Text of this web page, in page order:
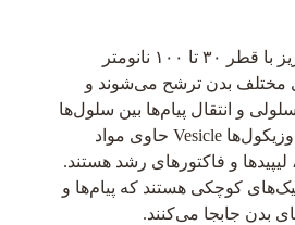
اگزوزوم حباب‌های بسیار ریز با قطر ۳۰ تا ۱۰۰ نانومتر
مختلف بدن ترشح می‌شوند و
و انتقال پیام‌ها بین سلول‌ها
ایفا می‌کنند. این حباب‌‌‌‌‌‌‌‌ها یا وزیکول‌ها Vesicle حاوی مواد
لیپیدها و فاکتورهای رشد هستند.
کوچکی هستند که پیام‌ها و
بدن جابجا می‌کنند.